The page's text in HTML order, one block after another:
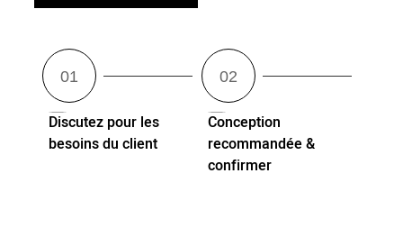
Discutez pour les
besoins du client
Conception
recommandée &
confirmer